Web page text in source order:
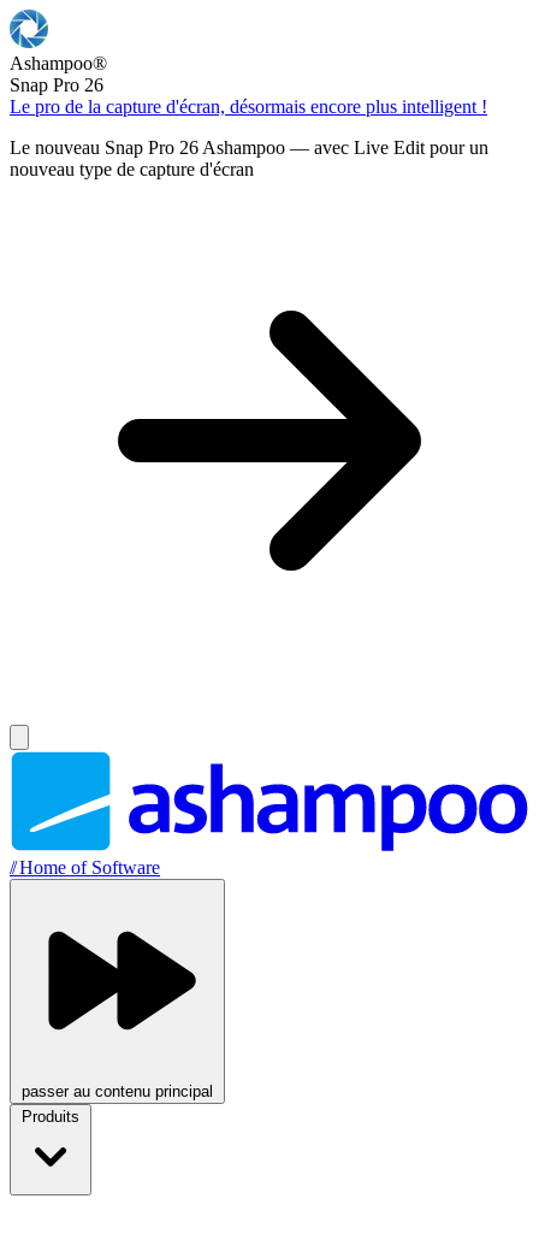
Ashampoo®
Snap Pro 26
Le pro de la capture d'écran, désormais encore plus intelligent !
Le nouveau Snap Pro 26 Ashampoo — avec Live Edit pour un
nouveau type de capture d'écran
//Home of Software
passer au contenu principal
Produits